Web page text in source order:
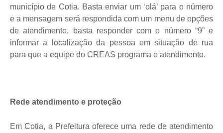
município de Cotia. Basta enviar um ‘olá’ para o número
e a mensagem será respondida com um menu de opções
de atendimento, basta responder com o número “9” e
informar a localização da pessoa em situação de rua
para que a equipe do CREAS programa o atendimento.
Rede atendimento e proteção
Em Cotia, a Prefeitura oferece uma rede de atendimento